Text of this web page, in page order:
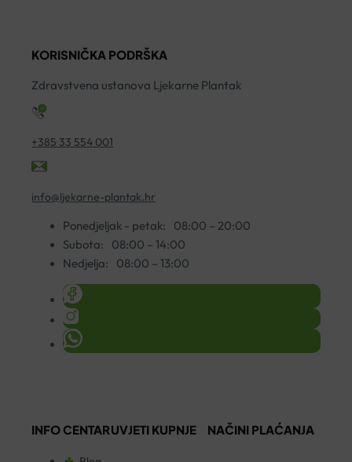
količina
KORISNIČKA PODRŠKA
Zdravstvena ustanova Ljekarne Plantak
+385 33 554 001
info@ljekarne-plantak.hr
Ponedjeljak - petak:
08:00 – 20:00
Subota:
08:00 – 14:00
Nedjelja:
08:00 – 13:00
INFO CENTARUVJETI KUPNJE NAČINI PLAĆANJA